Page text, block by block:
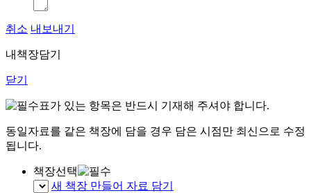
취소 내보내기
내책장담기
닫기
표가 있는 항목은 반드시 기재해 주셔야 합니다.
동일자료를 같은 책장에 담을 경우 담은 시점만 최신으로 수정
됩니다.
책장선택
새 책장 만들어 자료 담기